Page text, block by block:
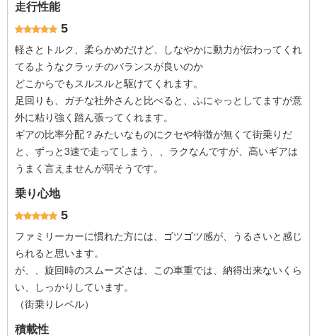
走行性能
5
軽さとトルク、柔らかめだけど、しなやかに動力が伝わってくれ
てるようなクラッチのバランスが良いのか
どこからでもスルスルと駆けてくれます。
足回りも、ガチな社外さんと比べると、ふにゃっとしてますが意
外に粘り強く踏ん張ってくれます。
ギアの比率分配？みたいなものにクセや特徴が無くて街乗りだ
と、ずっと3速で走ってしまう、、ラクなんですが、高いギアは
うまく言えませんが弱そうです。
乗り心地
5
ファミリーカーに慣れた方には、ゴツゴツ感が、うるさいと感じ
られると思います。
が、、旋回時のスムーズさは、この車重では、納得出来ないくら
い、しっかりしています。
（街乗りレベル）
積載性